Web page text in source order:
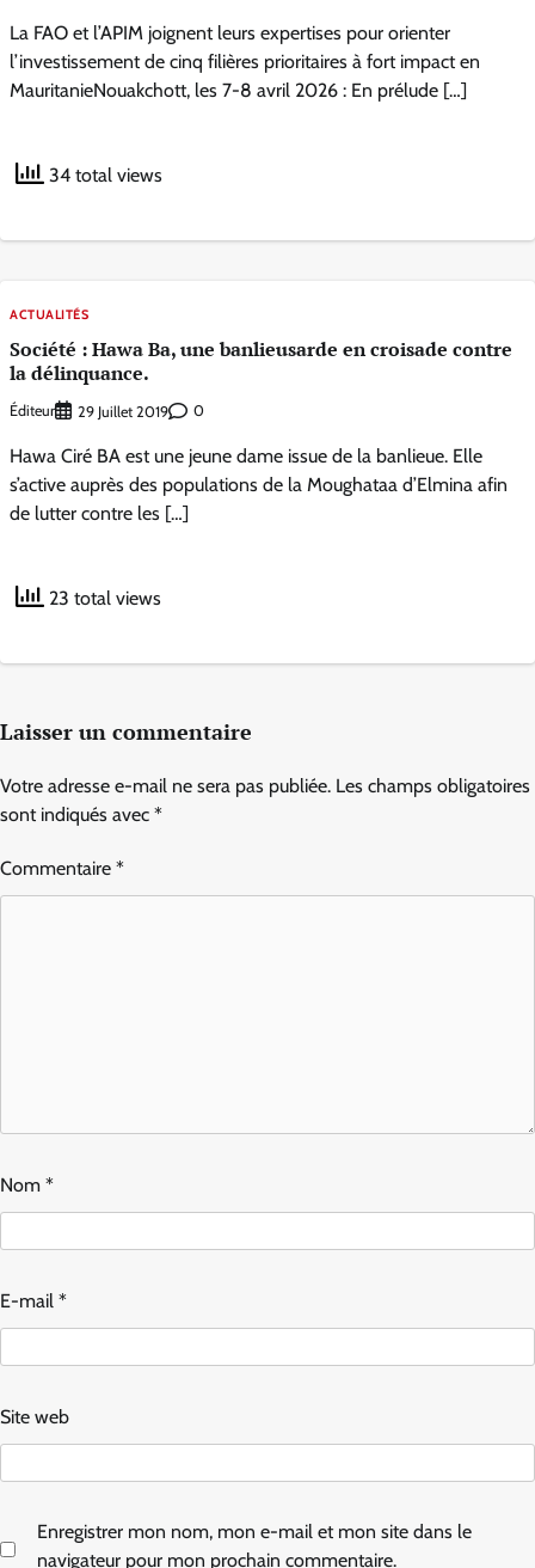
La FAO et l’APIM joignent leurs expertises pour orienter
l’investissement de cinq filières prioritaires à fort impact en
MauritanieNouakchott, les 7-8 avril 2026 : En prélude […]
34 total views
ACTUALITÉS
Société : Hawa Ba, une banlieusarde en croisade contre
la délinquance.
Éditeur 29 Juillet 2019 0
Hawa Ciré BA est une jeune dame issue de la banlieue. Elle
s’active auprès des populations de la Moughataa d’Elmina afin
de lutter contre les […]
23 total views
Laisser un commentaire
Votre adresse e-mail ne sera pas publiée. Les champs obligatoires
sont indiqués avec *
Commentaire *
Nom *
E-mail *
Site web
Enregistrer mon nom, mon e-mail et mon site dans le
navigateur pour mon prochain commentaire.